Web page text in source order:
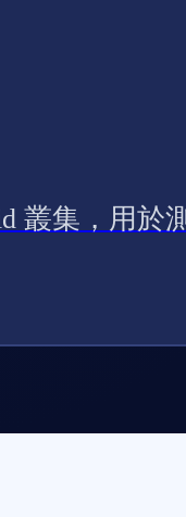
叢集，用於